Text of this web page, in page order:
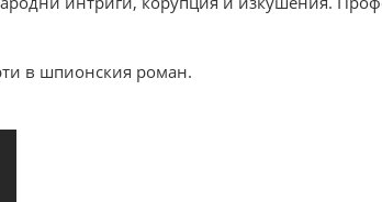
в шпионския роман.